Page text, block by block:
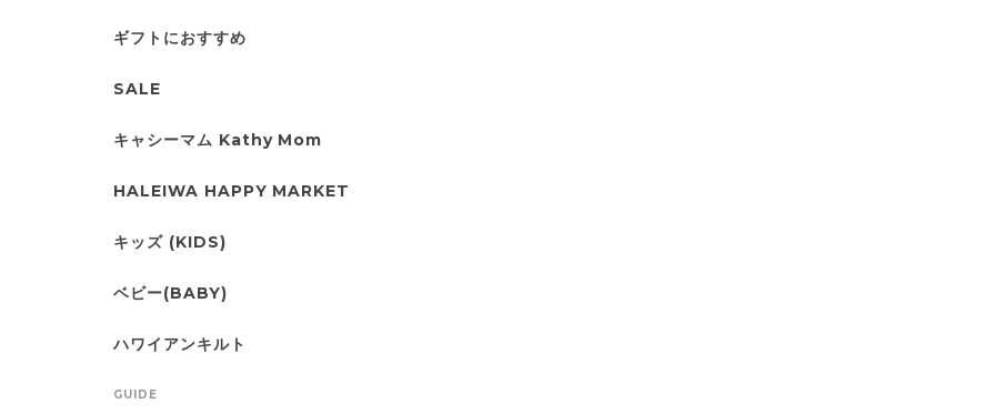
ギフトにおすすめ
SALE
キャシーマム Kathy Mom
HALEIWA HAPPY MARKET
キッズ (KIDS)
ベビー(BABY)
ハワイアンキルト
GUIDE